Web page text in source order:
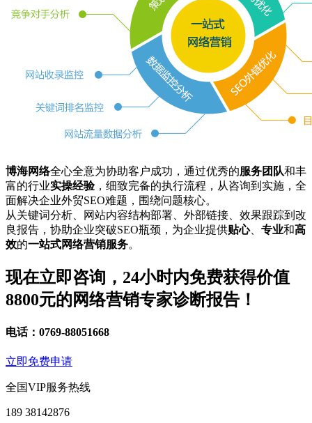
博海网络全心全意为协助客户成功，通过优秀的服务团队和丰
富的行业实操经验，细致完备的执行流程，从咨询到实施，全
面解决企业外贸SEO难题，围绕问题核心。
从关键词分析、网站内容结构部署、外部链接、效果跟踪到改
良报告，协助企业突破SEO瓶颈，为企业提供贴心、 专业和高
效的一站式网络营销服务。
现在立即咨询， 24小时内免费获得价值
8800元的网络营销专家诊断报告！
电话：0769-88051668
立即免费申请
全国VIP服务热线
189 38142876